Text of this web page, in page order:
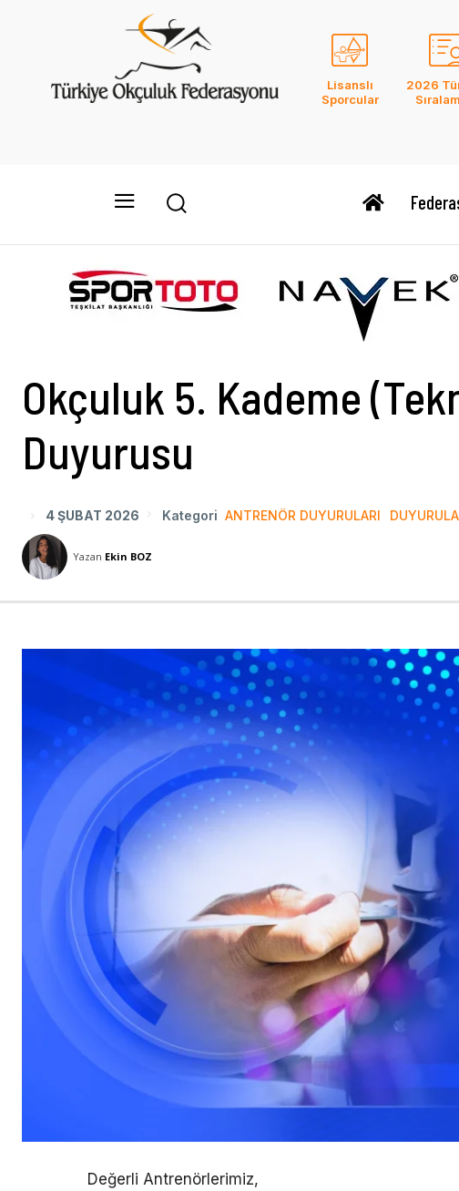
Lisanslı
Sporcular
2026
Okçuluk 5. Kademe
Duyurusu
4 ŞUBAT 2026 Kategori ANTRENÖR DUYURULARI
Yazan Ekin BOZ
Değerli Antrenörlerimiz,